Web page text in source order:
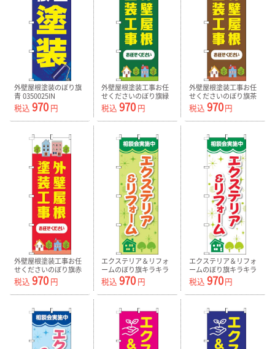
外壁屋根塗装のぼり旗
青 0350025IN
税込 970 円
外壁屋根塗装工事お任
せくださいのぼり旗緑
0350019IN
税込 970円
外壁屋根塗装工事お任
せくださいのぼり旗茶
色 0350021IN
税込 970円
外壁屋根塗装工事お任
せくださいのぼり旗赤
0350022IN
税込 970 円
エクステリア＆リフォ
ームのぼり旗キラキラ
黄緑 0350071IN
税込 970円
エクステリア＆リフォ
ームのぼり旗キラキラ
白緑 0350072IN
税込 970円